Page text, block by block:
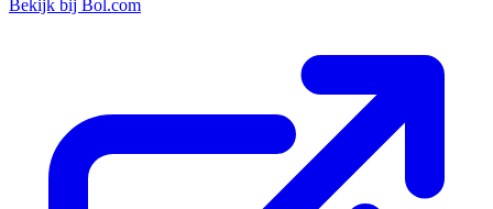
Bekijk bij Bol.com